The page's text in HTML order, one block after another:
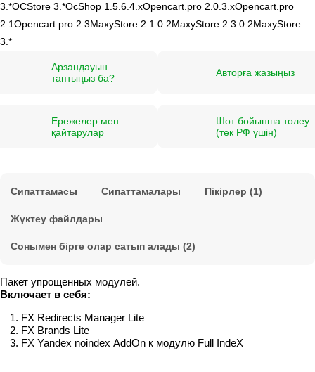
3.*OCStore 3.*OcShop 1.5.6.4.хOpencart.pro 2.0.3.хOpencart.pro
2.1Opencart.pro 2.3MaxyStore 2.1.0.2MaxyStore 2.3.0.2MaxyStore
3.*
Арзандауын
таптыңыз ба?
Авторға жазыңыз
Ережелер мен
қайтарулар
Шот бойынша төлеу
(тек РФ үшін)
Сипаттамасы Сипаттамалары Пікірлер (1)
Жүктеу файлдары
Сонымен бірге олар сатып алады (2)
Пакет упрощенных модулей.
Включает в себя:
FX Redirects Manager Lite
FX Brands Lite
FX Yandex noindex AddOn к модулю Full IndeX